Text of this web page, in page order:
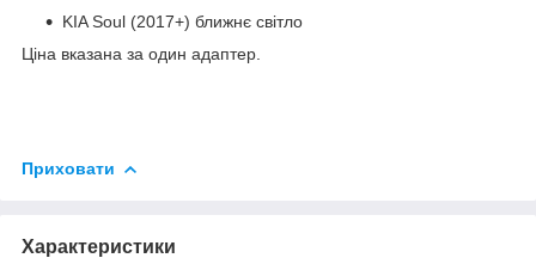
KIA Soul (2017+) ближнє світло
Ціна вказана за один адаптер.
Приховати
Характеристики